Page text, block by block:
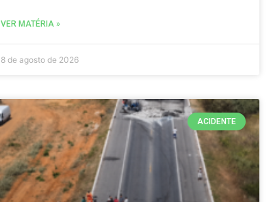
VER MATÉRIA »
8 de agosto de 2026
ACIDENTE